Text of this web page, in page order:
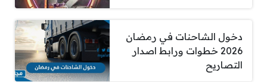
دخول الشاحنات في رمضان
2026 خطوات ورابط اصدار
التصاريح